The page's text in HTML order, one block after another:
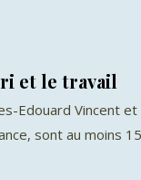
et le travail
Edouard Vincent
sont au moins